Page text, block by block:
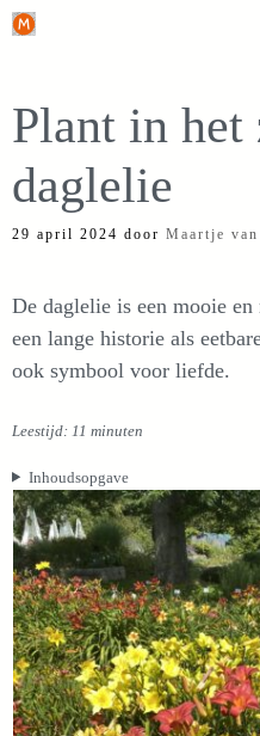
Ga
inhoud
Plant in het
daglelie
29 april 2024 door Maartje
De daglelie is een mooie
een lange historie als
ook symbool voor liefde.
Leestijd: 11 minuten
Inhoudsopgave